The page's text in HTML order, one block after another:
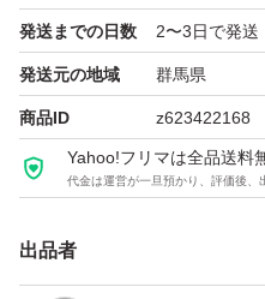
発送までの日数 2〜3日で発送
発送元の地域 群馬県
商品ID z623422168
Yahoo!フリマは全品送料
代金は運営が一旦預かり、評価後、
出品者